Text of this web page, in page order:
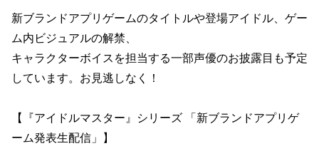
新ブランドアプリゲームのタイトルや登場アイドル、ゲー
ム内ビジュアルの解禁、
キャラクターボイスを担当する一部声優のお披露目も予定
しています。お見逃しなく！
【『アイドルマスター』シリーズ 「新ブランドアプリゲ
ーム発表生配信」】